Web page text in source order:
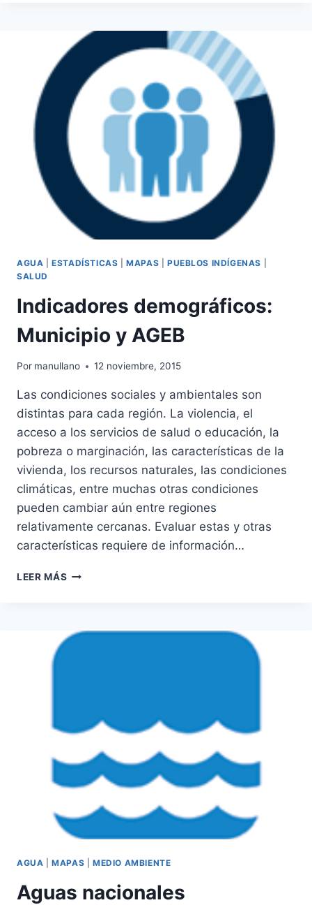
AGUA |ESTADÍSTICAS |MAPAS PUEBLOS INDÍGENAS
SALUD
Indicadores demográficos:
Municipio y AGEB
Por manullano 12 noviembre, 2015
Las condiciones sociales y ambientales son
distintas para cada región. La violencia, el
acceso a los servicios de salud o educación, la
pobreza o marginación, las características de la
vivienda, los recursos naturales, las condiciones
climáticas, entre muchas otras condiciones
pueden cambiar aún entre regiones
relativamente cercanas. Evaluar estas y otras
características requiere de información…
LEER MÁS INDICADORES
AGEB
AGUA |MAPAS MEDIO AMBIENTE
Aguas nacionales